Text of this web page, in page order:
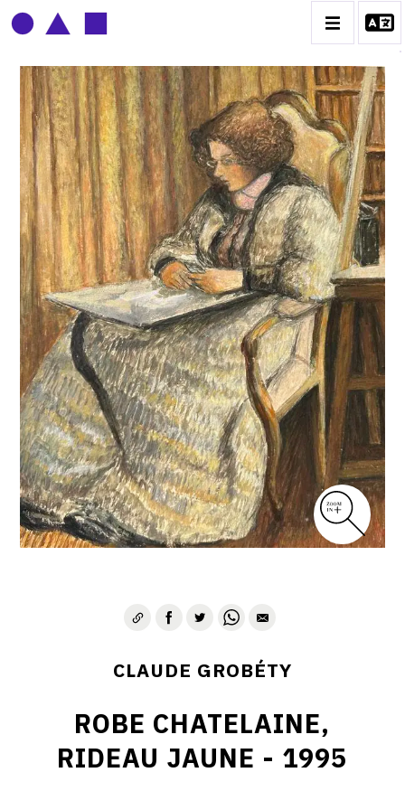
CLAUDE GROBÉTY
BIOGRAPHIE
CATALOGUE DES OEUVRES
CONTACT
CLAUDE GROBÉTY
ROBE CHATELAINE,
RIDEAU JAUNE - 1995